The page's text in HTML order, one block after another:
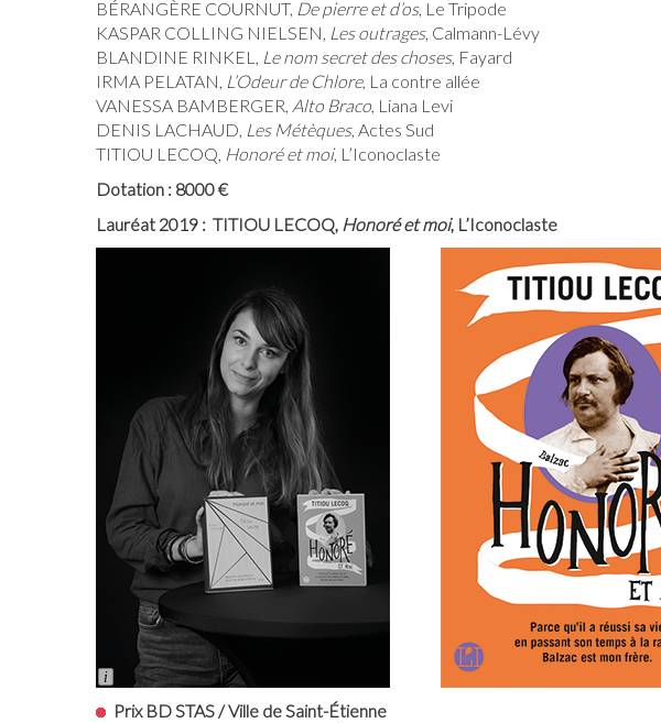
BÉRANGÈRE COURNUT, De pierre et d’os, Le Tripode
KASPAR COLLING NIELSEN, Les outrages, Calmann-Lévy
BLANDINE RINKEL, Le nom secret des choses, Fayard
IRMA PELATAN, L’Odeur de Chlore, La contre allée
VANESSA BAMBERGER, Alto Braco, Liana Levi
DENIS LACHAUD, Les Métèques, Actes Sud
TITIOU LECOQ, Honoré et moi, L’Iconoclaste
Dotation : 8000 €
Lauréat 2019 : TITIOU LECOQ, Honoré et moi, L’Iconoclaste
Long
Description
Prix BD STAS / Ville de Saint-Étienne